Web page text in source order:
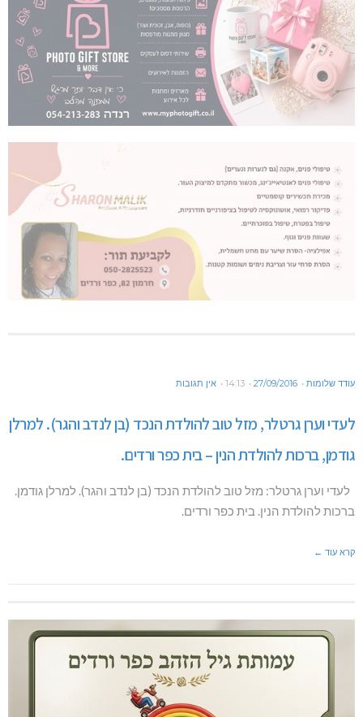
עודד שלומות 27/09/2016
14:13 אין תגובות
לעדי וערן גרטלר, מזל טוב להולדת הנכד (בן לנדב והגר). למרלן
גודמן, ברכות להולדת הנין – בית כפר ורדים.
לעדי וערן גרטלר: מזל טוב להולדת הנכד (בן לנדב והגר). למרלן גודמן.
ברכות להולדת הנין. בית כפר ורדים.
קרא עוד ←